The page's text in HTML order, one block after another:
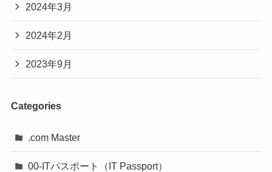
2024年3月
2024年2月
2023年9月
Categories
.com Master
00-ITパスポート（IT Passport）